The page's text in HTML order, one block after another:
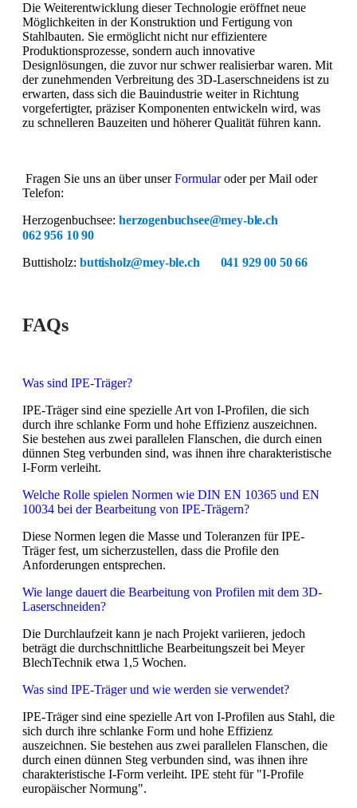
Die Weiterentwicklung dieser Technologie eröffnet neue
Möglichkeiten in der Konstruktion und Fertigung von
Stahlbauten. Sie ermöglicht nicht nur effizientere
Produktionsprozesse, sondern auch innovative
Designlösungen, die zuvor nur schwer realisierbar waren. Mit
der zunehmenden Verbreitung des 3D-Laserschneidens ist zu
erwarten, dass sich die Bauindustrie weiter in Richtung
vorgefertigter, präziser Komponenten entwickeln wird, was
zu schnelleren Bauzeiten und höherer Qualität führen kann.
Fragen Sie uns an über unserFormularoder per Mail oder
Telefon:
Herzogenbuchsee: herzogenbuchsee@mey-ble.ch
062 956 10 90
Buttisholz: buttisholz@mey-ble.ch 041 929 00 50 66
FAQs
Was sind IPE-Träger?
IPE-Träger sind eine spezielle Art von I-Profilen, die sich
durch ihre schlanke Form und hohe Effizienz auszeichnen.
Sie bestehen aus zwei parallelen Flanschen, die durch einen
dünnen Steg verbunden sind, was ihnen ihre charakteristische
I-Form verleiht.
Welche Rolle spielen Normen wie DIN EN 10365 und EN
10034 bei der Bearbeitung von IPE-Trägern?
Diese Normen legen die Masse und Toleranzen für IPE-
Träger fest, um sicherzustellen, dass die Profile den
Anforderungen entsprechen.
Wie lange dauert die Bearbeitung von Profilen mit dem 3D-
Laserschneiden?
Die Durchlaufzeit kann je nach Projekt variieren, jedoch
beträgt die durchschnittliche Bearbeitungszeit bei Meyer
BlechTechnik etwa 1,5 Wochen.
Was sind IPE-Träger und wie werden sie verwendet?
IPE-Träger sind eine spezielle Art von I-Profilen aus Stahl, die
sich durch ihre schlanke Form und hohe Effizienz
auszeichnen. Sie bestehen aus zwei parallelen Flanschen, die
durch einen dünnen Steg verbunden sind, was ihnen ihre
charakteristische I-Form verleiht. IPE steht für "I-Profile
europäischer Normung".